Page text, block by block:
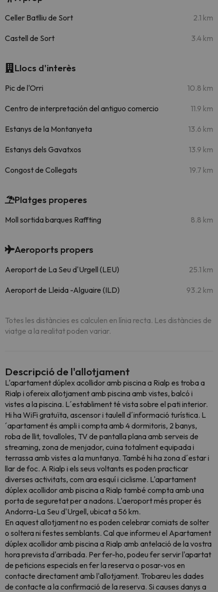
Celler Batlliu de Sort 2.1 km
Castell de Sort 3.4 km
Llocs d'interès
Pic de l'Orri 10.8 km
Centro de interpretación del antiguo comercio 11.9 km
Estanys de la Montanyeta 13.6 km
Estanys dels Gavatxos 13.9 km
Congost de Collegats 19.7 km
Platges properes
Moll sortida barques Raffting 8.8 km
Aeroports propers
Aeroport de La Seu d'Urgell (LEU) 25.1 km
Aeroport de Lleida -Alguaire (ILD) 93.2 km
Totes les distàncies es calculen en línia recta. Les distàncies de
viatge a la realitat poden variar.
Descripció de l'allotjament
L'apartament dúplex acollidor amb piscina a Rialp es troba a
Rialp i ofereix allotjament amb piscina amb vistes, balcó i
vistes a la piscina. L´establiment té vista sobre el pati interior.
Hi ha WiFi gratuïta, ascensor i taulell d´informació turística. L
´apartament és ampli i compta amb 4 dormitoris, 2 banys,
roba de llit, tovalloles, TV de pantalla plana amb serveis de
streaming, zona de menjador, cuina totalment equipada i
terrassa amb vistes a la muntanya. També hi ha zona d´estar i
llar de foc. A Rialp i els seus voltants es poden practicar
diverses activitats, com ara esquí i ciclisme. L'apartament
dúplex acollidor amb piscina a Rialp també compta amb una
porta de seguretat per a nadons. L'aeroport més proper és
Andorra-La Seu d'Urgell, ubicat a 56 km.
En aquest allotjament no es poden celebrar comiats de solter
o soltera ni festes semblants. Cal que informeu el Apartament
dúplex acollidor amb piscina a Rialp amb antelació de la vostra
hora prevista d'arribada. Per fer-ho, podeu fer servir l'apartat
de peticions especials en fer la reserva o posar-vos en
contacte directament amb l'allotjament. Trobareu les dades
de contacte a la confirmació de la reserva. Si causes danys a